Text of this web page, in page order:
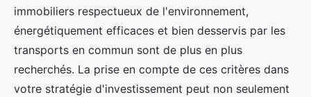
immobiliers respectueux de l'environnement,
énergétiquement efficaces et bien desservis par les
transports en commun sont de plus en plus
recherchés. La prise en compte de ces critères dans
votre stratégie d'investissement peut non seulement